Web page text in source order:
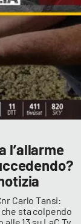
l’allarme
Carlo Tansi:
sta colpendo